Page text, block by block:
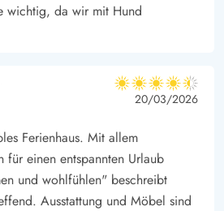
wichtig, da wir mit Hund
4.5 von 5
4.5 von 5
4.5 out of 5
20/03/2026
Ferienhaus. Mit allem
für einen entspannten Urlaub
und wohlfühlen" beschreibt
Ausstattung und Möbel sind